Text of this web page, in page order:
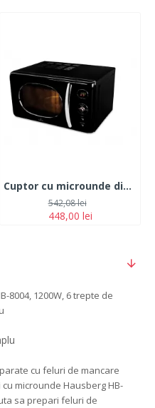
Cuptor cu microunde digital, 20 L Berlinger Haus BH9698
448,00 lei
542,08 lei
8004, 1200W, 6 trepte de
cu feluri de mancare
microunde Hausberg HB-
sa prepari feluri de